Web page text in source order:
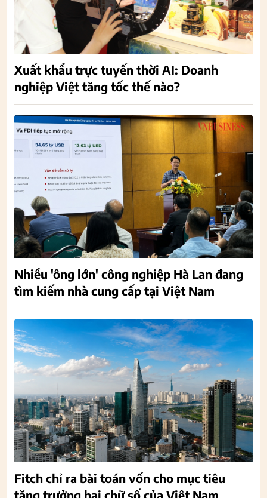
Xuất khẩu trực tuyến thời AI: Doanh
nghiệp Việt tăng tốc thế nào?
Nhiều 'ông lớn' công nghiệp Hà Lan đang
tìm kiếm nhà cung cấp tại Việt Nam
Fitch chỉ ra bài toán vốn cho mục tiêu
tăng trưởng hai chữ số của Việt Nam